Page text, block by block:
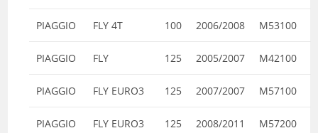
PIAGGIO FLY 4T 100 2006/2008 M53100
PIAGGIO FLY 125 2005/2007 M42100
PIAGGIO FLY EURO3 125 2007/2007 M57100
PIAGGIO FLY EURO3 125 2008/2011 M57200